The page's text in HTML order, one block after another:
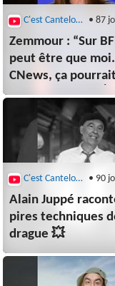
C'est Canteloup • 87
Zemmour : “Sur
peut être que
CNews, ça
tout le monde” 💥
C'est Canteloup • 90
Alain Juppé
pires techniques
drague 💥